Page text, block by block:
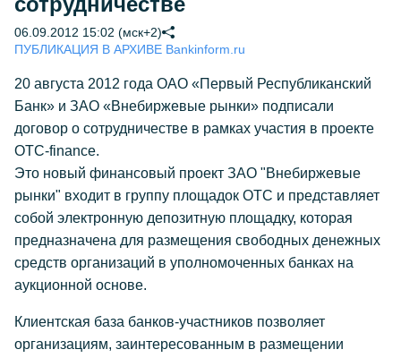
06.09.2012 15:02 (мск+2)
ПУБЛИКАЦИЯ В АРХИВЕ Bankinform.ru
20 августа 2012 года ОАО «Первый Республиканский
Банк» и ЗАО «Внебиржевые рынки» подписали
договор о сотрудничестве в рамках участия в проекте
OTC-finance.
Это новый финансовый проект ЗАО "Внебиржевые
рынки" входит в группу площадок OTC и представляет
собой электронную депозитную площадку, которая
предназначена для размещения свободных денежных
средств организаций в уполномоченных банках на
аукционной основе.
Клиентская база банков-участников позволяет
организациям, заинтересованным в размещении